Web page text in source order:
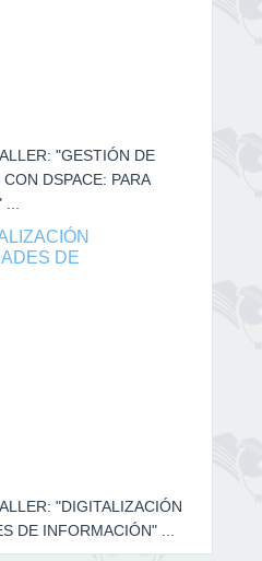
"GESTIÓN DE
DSPACE: PARA
DE
"DIGITALIZACIÓN
DE INFORMACIÓN" ...